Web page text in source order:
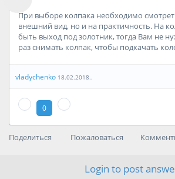
При выборе колпака необходимо
внешний вид, но и на практичность. На
быть выход под золотник, тогда Вам не
раз снимать колпак, чтобы подкачать
vladychenko 18.02.2018..
0
Поделиться Пожаловаться
Login to post